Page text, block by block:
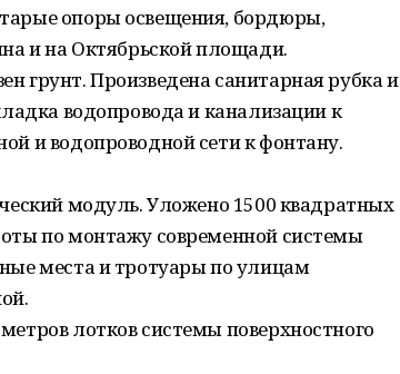
опоры освещения, бордюры,
и на Октябрьской площади.
грунт. Произведена санитарная рубка и
водопровода и канализации к
и водопроводной сети к фонтану.
модуль. Уложено 1500 квадратных
по монтажу современной системы
места и тротуары по улицам
лотков системы поверхностного